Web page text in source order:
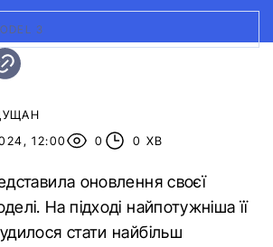
3
12:00
0 0 ХВ
оновлення своєї
На підході найпотужніша її
стати найбільш